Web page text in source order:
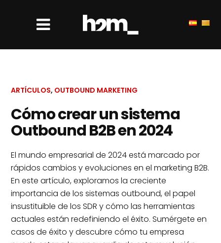
ARTÍCULOS, OUTBOUND MARKETING
Cómo crear un sistema
Outbound B2B en 2024
El mundo empresarial de 2024 está marcado por
rápidos cambios y evoluciones en el marketing B2B.
En este artículo, exploramos la creciente
importancia de los sistemas outbound, el papel
insustituible de los SDR y cómo las herramientas
actuales están redefiniendo el éxito. Sumérgete en
casos de éxito y descubre cómo tu empresa